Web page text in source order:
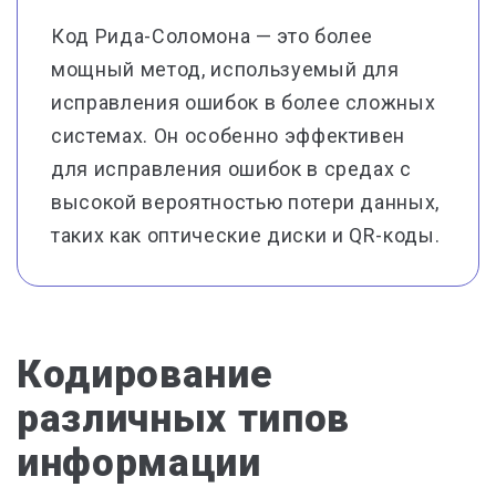
Код Рида-Соломона — это более
мощный метод, используемый для
исправления ошибок в более сложных
системах. Он особенно эффективен
для исправления ошибок в средах с
высокой вероятностью потери данных,
таких как оптические диски и QR-коды.
Кодирование
различных типов
информации